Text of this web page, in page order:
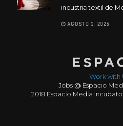
industria textil de
AGOSTO 3, 2026
Work with
Jobs @ Espacio
2018 Espacio Media